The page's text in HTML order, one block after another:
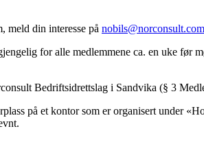
meld din interesse på nobils@norconsult.com
for alle medlemmene ca. en uke før
Bedriftsidrettslag i Sandvika (§ 3
på et kontor som er organisert under